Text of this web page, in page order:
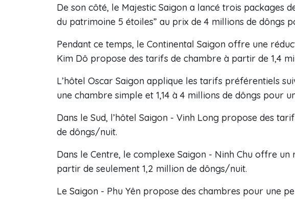
De son côté, le Majestic Saigon a lancé trois packages
du patrimoine 5 étoiles” au prix de 4 millions de dôngs
Pendant ce temps, le Continental Saigon offre une
Kim Dô propose des tarifs de chambre à partir de 1,4
L’hôtel Oscar Saigon applique les tarifs préférentiels
une chambre simple et 1,14 à 4 millions de dôngs pour
Dans le Sud, l’hôtel Saigon - Vinh Long propose des
de dôngs/nuit.
Dans le Centre, le complexe Saigon - Ninh Chu offre un
partir de seulement 1,2 million de dôngs/nuit.
Le Saigon - Phu Yên propose des chambres pour une